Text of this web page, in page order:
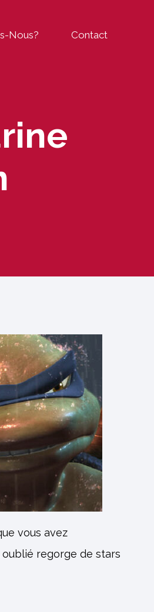
Nous? Contact
vous avez
regorge de stars